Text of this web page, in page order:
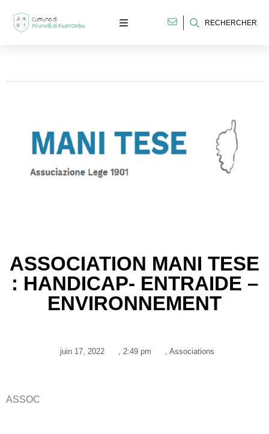
RECHERCHER
ASSOCIATION MANI TESE
: HANDICAP- ENTRAIDE –
ENVIRONNEMENT
juin 17, 2022 , 2:49 pm , Associations
ASSOC